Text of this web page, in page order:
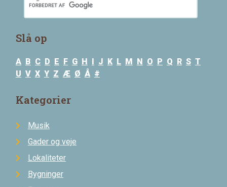
Slå op
A B C D E F G H I J K L M N O P Q R S T
U V X Y Z Æ Ø Å #
Kategorier
Musik
Gader og veje
Lokaliteter
Bygninger